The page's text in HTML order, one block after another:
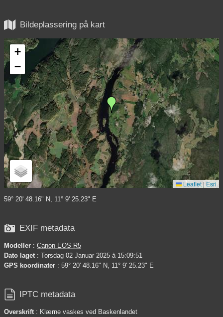
 Bildeplassering på kart
+
−
Leaflet | Esri
59° 20' 48.16" N, 11° 9' 25.23" E
 EXIF metadata
Modeller : Canon EOS R5
Dato laget : Torsdag 02 Januar 2025 à 15:09:51
GPS koordinater : 59° 20' 48.16" N, 11° 9' 25.23" E
 IPTC metadata
Overskrift : Klærne vaskes ved Baskenlandet